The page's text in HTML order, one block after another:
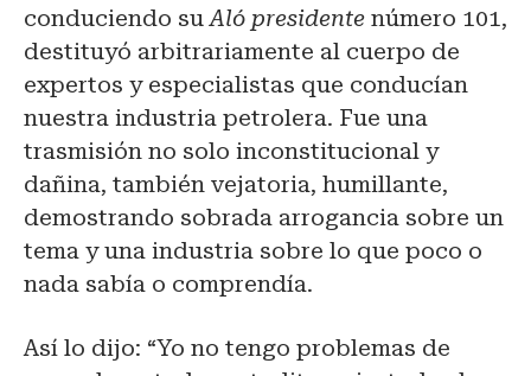
conduciendo suAló presidente número 101,
destituyó arbitrariamente al cuerpo de
expertos y especialistas que conducían
nuestra industria petrolera. Fue una
trasmisión no solo inconstitucional y
dañina, también vejatoria, humillante,
demostrando sobrada arrogancia sobre un
tema y una industria sobre lo que poco o
nada sabía o comprendía.
Así lo dijo: “Yo no tengo problemas de